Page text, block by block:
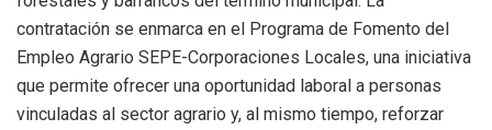
contratación se enmarca en el Programa de Fomento del
Empleo Agrario SEPE-Corporaciones Locales, una iniciativa
que permite ofrecer una oportunidad laboral a personas
vinculadas al sector agrario y, al mismo tiempo, reforzar